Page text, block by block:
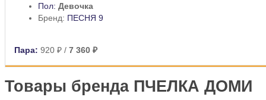
Пол: Девочка
Бренд: ПЕСНЯ 9
Пара: 920 ₽ / 7 360 ₽
Товары бренда ПЧЕЛКА ДОМИ